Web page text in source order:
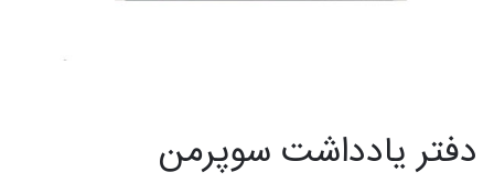
دفتر یادداشت سوپرمن